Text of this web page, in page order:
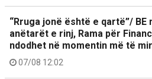
“Rruga jonë është e qartë”/ BE
anëtarët e rinj, Rama për
ndodhet në momentin më të
07/08 12:02